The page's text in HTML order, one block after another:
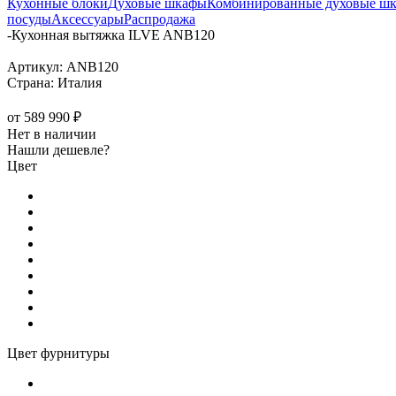
посудыАксессуарыРаспродажа
-Кухонная вытяжка ILVE ANB120
Артикул: ANB120
Страна: Италия
от 589 990 ₽
Нет в наличии
Нашли дешевле?
Цвет
Цвет фурнитуры